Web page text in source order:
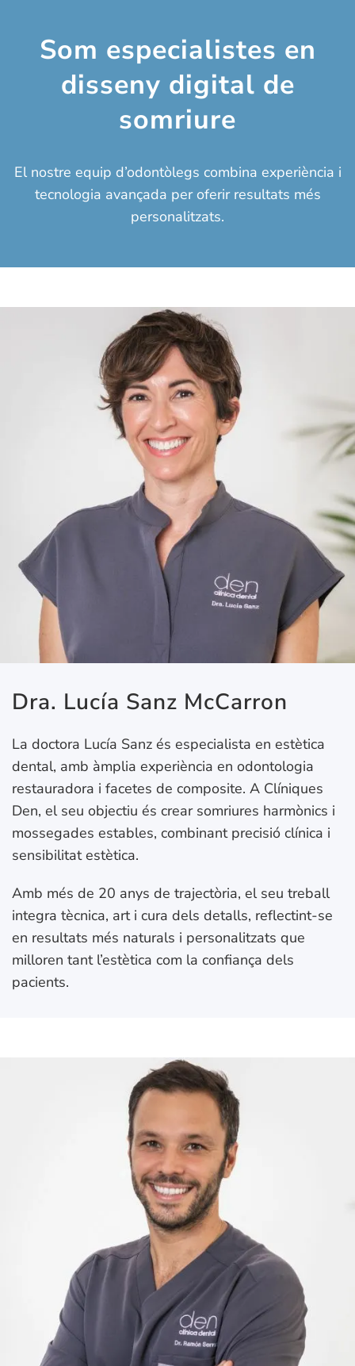
Som especialistes en
disseny digital de
somriure
El nostre equip d’odontòlegs combina experiència i
tecnologia avançada per oferir resultats més
personalitzats.
Dra. Lucía Sanz McCarron
La doctora Lucía Sanz és especialista en estètica
dental, amb àmplia experiència en odontologia
restauradora i facetes de composite. A Clíniques
Den, el seu objectiu és crear somriures harmònics i
mossegades estables, combinant precisió clínica i
sensibilitat estètica.
Amb més de 20 anys de trajectòria, el seu treball
integra tècnica, art i cura dels detalls, reflectint-se
en resultats més naturals i personalitzats que
milloren tant l’estètica com la confiança dels
pacients.